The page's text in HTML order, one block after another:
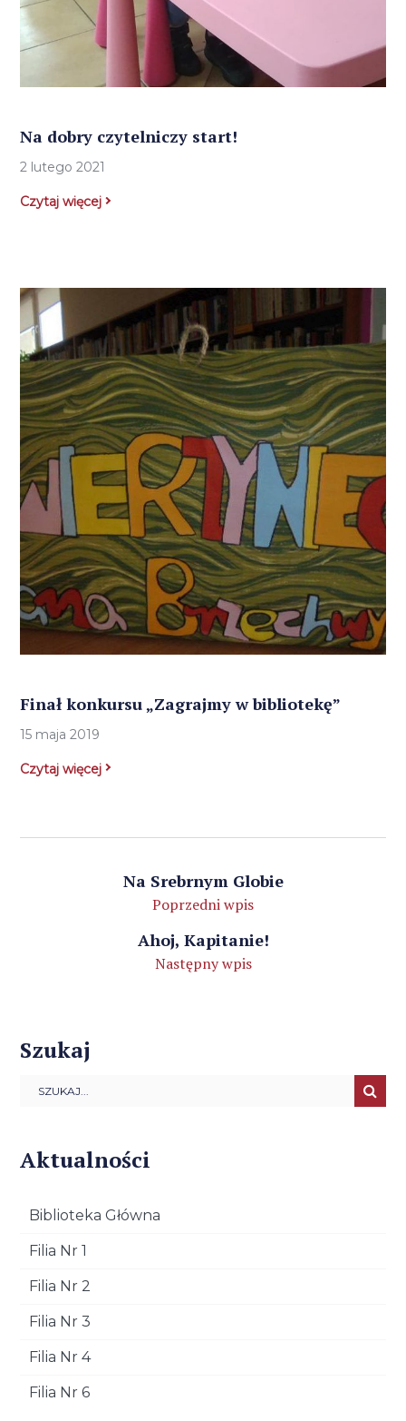
Na dobry czytelniczy start!
2 lutego 2021
Czytaj więcej
Finał konkursu „Zagrajmy w bibliotekę”
15 maja 2019
Czytaj więcej
Na Srebrnym Globie
Poprzedni wpis
Ahoj, Kapitanie!
Następny wpis
Szukaj
Aktualności
Biblioteka Główna
Filia Nr 1
Filia Nr 2
Filia Nr 3
Filia Nr 4
Filia Nr 6